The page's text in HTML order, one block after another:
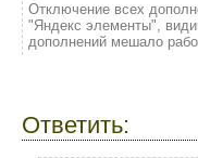
Отключение всех
"Яндекс элементы",
дополнений мешало
Ответить: